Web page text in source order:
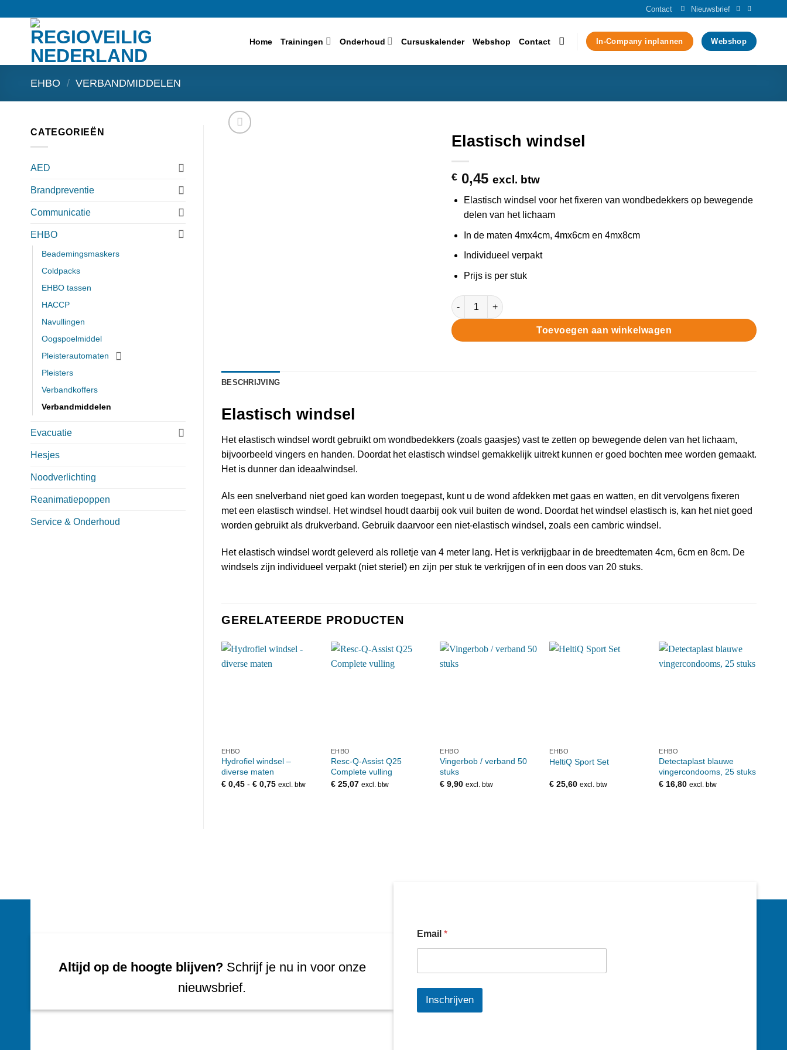
Contact Nieuwsbrief
Home Trainingen Onderhoud Cursuskalender Webshop Contact In-Company inplannen Webshop
EHBO / VERBANDMIDDELEN
CATEGORIEËN
AED
Brandpreventie
Communicatie
EHBO
Beademingsmaskers
Coldpacks
EHBO tassen
HACCP
Navullingen
Oogspoelmiddel
Pleisterautomaten
Pleisters
Verbandkoffers
Verbandmiddelen
Evacuatie
Hesjes
Noodverlichting
Reanimatiepoppen
Service & Onderhoud
Elastisch windsel
€ 0,45 excl. btw
Elastisch windsel voor het fixeren van wondbedekkers op bewegende
delen van het lichaam
In de maten 4mx4cm, 4mx6cm en 4mx8cm
Individueel verpakt
Prijs is per stuk
Elastisch windsel aantal
Toevoegen aan winkelwagen
BESCHRIJVING
Elastisch windsel
Het elastisch windsel wordt gebruikt om wondbedekkers (zoals gaasjes) vast te zetten op bewegende delen van het lichaam,
bijvoorbeeld vingers en handen. Doordat het elastisch windsel gemakkelijk uitrekt kunnen er goed bochten mee worden gemaakt.
Het is dunner dan ideaalwindsel.
Als een snelverband niet goed kan worden toegepast, kunt u de wond afdekken met gaas en watten, en dit vervolgens fixeren
met een elastisch windsel. Het windsel houdt daarbij ook vuil buiten de wond. Doordat het windsel elastisch is, kan het niet goed
worden gebruikt als drukverband. Gebruik daarvoor een niet-elastisch windsel, zoals een cambric windsel.
Het elastisch windsel wordt geleverd als rolletje van 4 meter lang. Het is verkrijgbaar in de breedtematen 4cm, 6cm en 8cm. De
windsels zijn individueel verpakt (niet steriel) en zijn per stuk te verkrijgen of in een doos van 20 stuks.
GERELATEERDE PRODUCTEN
EHBO
Hydrofiel windsel –
diverse maten
€0,45 - €0,75Prijsklasse:
excl. btw
EHBO
Resc-Q-Assist Q25
Complete vulling
€25,07 excl. btw
EHBO
Vingerbob / verband 50
stuks
€ 9,90 excl. btw
EHBO
HeltiQ Sport Set
€ 25,60 excl. btw
EHBO
Detectaplast blauwe
vingercondooms, 25 stuks
€16,80 excl. btw
Altijd op de hoogte blijven?Schrijf je nu in voor onze
nieuwsbrief.
Email *
Inschrijven